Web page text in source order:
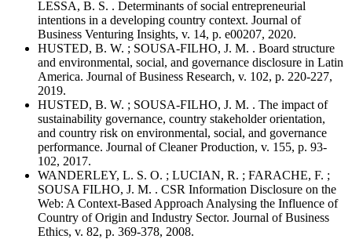
LESSA, B. S. . Determinants of social entrepreneurial
intentions in a developing country context. Journal of
Business Venturing Insights, v. 14, p. e00207, 2020.
HUSTED, B. W. ; SOUSA-FILHO, J. M. . Board structure
and environmental, social, and governance disclosure in Latin
America. Journal of Business Research, v. 102, p. 220-227,
2019.
HUSTED, B. W. ; SOUSA-FILHO, J. M. . The impact of
sustainability governance, country stakeholder orientation,
and country risk on environmental, social, and governance
performance. Journal of Cleaner Production, v. 155, p. 93-
102, 2017.
WANDERLEY, L. S. O. ; LUCIAN, R. ; FARACHE, F. ;
SOUSA FILHO, J. M. . CSR Information Disclosure on the
Web: A Context-Based Approach Analysing the Influence of
Country of Origin and Industry Sector. Journal of Business
Ethics, v. 82, p. 369-378, 2008.